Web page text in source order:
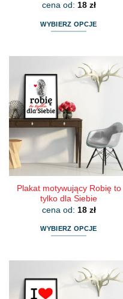
cena od: 18 zł
WYBIERZ OPCJE
wiele
wariantów.
Opcje
można
wybrać
na
stronie
produktu
Plakat motywujący Robię to
tylko dla Siebie
cena od: 18 zł
WYBIERZ OPCJE
wiele
wariantów.